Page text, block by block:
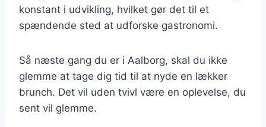
konstant i udvikling, hvilket gør det til et
spændende sted at udforske gastronomi.
Så næste gang du er i Aalborg, skal du ikke
glemme at tage dig tid til at nyde en lækker
brunch. Det vil uden tvivl være en oplevelse, du
sent vil glemme.